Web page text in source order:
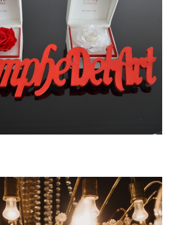
décident de l’ordre d’interprétation de
sera indiqué dans leur formulaire
ne peut être changé après le 1
limite d’inscription).
concours, les candidats et leurs
au Concours tous les droits
préenregistré en Belgique ou à
qui passent au 2ième tour doivent